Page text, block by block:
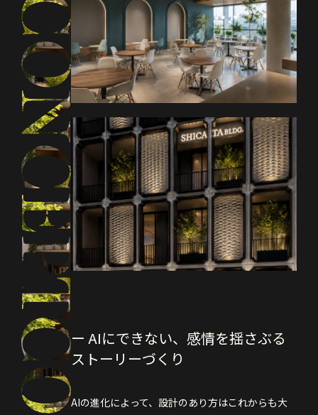
ー AIにできない、感情を揺さぶる
ストーリーづくり
AIの進化によって、設計のあり方はこれからも大